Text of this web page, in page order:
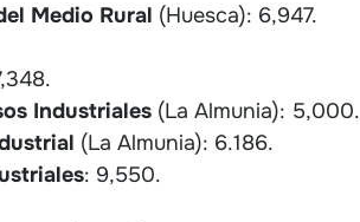
Medio Rural (Huesca): 6,947.
Industriales (La Almunia): 5,000.
(La Almunia): 6.186.
: 9,550.